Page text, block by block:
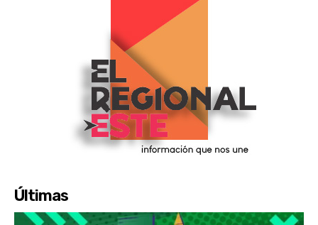
Últimas